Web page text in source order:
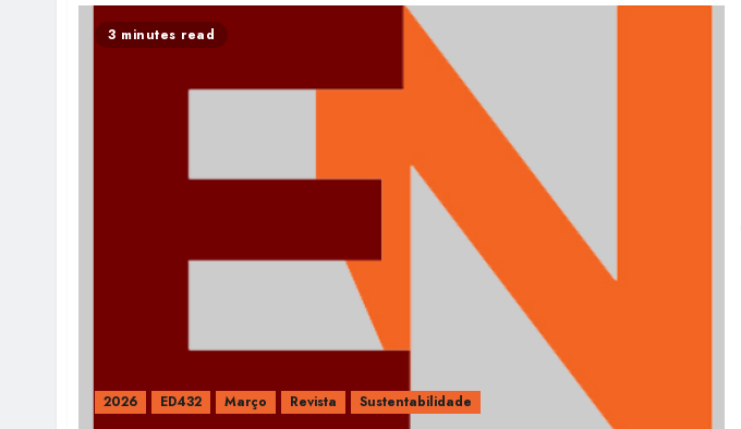
3 minutes read
2026 ED432 Março Revista Sustentabilidade